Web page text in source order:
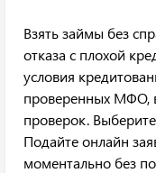
Взять займы без
отказа с плохой
условия
проверенных МФО,
проверок.
Подайте онлайн
моментально без